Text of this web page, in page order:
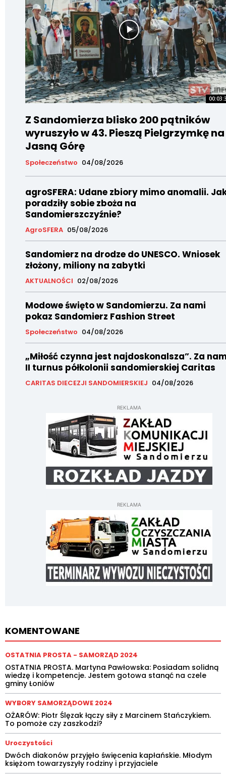
Z Sandomierza blisko 200 pątników
wyruszyło w 43. Pieszą Pielgrzymkę na
Jasną Górę
Społeczeństwo 04/08/2026
agroSFERA: Udane zbiory mimo anomalii.
poradziły sobie zboża na
Sandomierszczyźnie?
AgroSFERA 05/08/2026
Sandomierz na drodze do UNESCO. Wniosek
złożony, miliony na zabytki
AKTUALNOŚCI 02/08/2026
Modowe święto w Sandomierzu. Za nami
pokaz Sandomierz Fashion Street
Społeczeństwo 04/08/2026
„Miłość czynna jest najdoskonalsza”. Za
II turnus półkolonii sandomierskiej Caritas
CARITAS DIECEZJI SANDOMIERSKIEJ 04/08/2026
REKLAMA
REKLAMA
KOMENTOWANE
OSTATNIA PROSTA - SAMORZĄD 2024
OSTATNIA PROSTA. Martyna Pawłowska: Posiadam solidną
wiedzę i kompetencje. Jestem gotowa stanąć na czele
gminy Łoniów
WYBORY SAMORZĄDOWE 2024
OŻARÓW: Piotr Ślęzak łączy siły z Marcinem Stańczykiem.
To pomoże czy zaszkodzi?
Uroczystości
Dwóch diakonów przyjęło święcenia kapłańskie. Młodym
księżom towarzyszyły rodziny i przyjaciele